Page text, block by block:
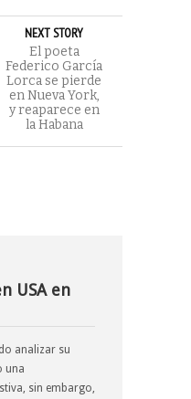
NEXT STORY
El poeta
Federico García
Lorca se pierde
en Nueva York,
y reaparece en
la Habana
USA en
analizar su
una
sin embargo,